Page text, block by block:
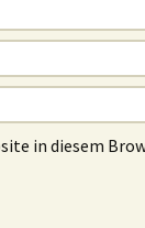
in diesem